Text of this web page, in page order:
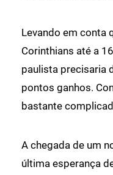
Levando em conta
Corinthians até a
paulista precisaria
pontos ganhos.
bastante
A chegada de um
última esperança